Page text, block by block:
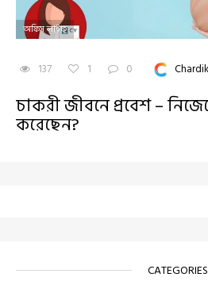
CATEGORIES
অফিস লাইফ
137 1 0
চাকরী জীবনে প্রবেশ –
করেছেন?